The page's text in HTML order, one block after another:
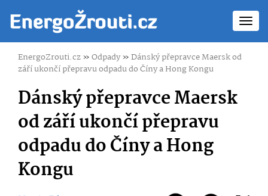
EnergoZrouti.cz»Odpady»Dánský přepravce Maersk od
září ukončí přepravu odpadu do Číny a Hong Kongu
Dánský přepravce Maersk
od září ukončí přepravu
odpadu do Číny a Hong
Kongu